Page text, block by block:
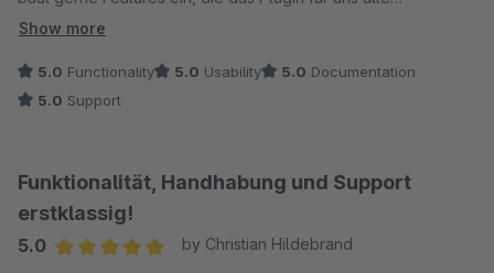
Klare Empfehlung!
verbessern. Die Funktionen sind super, es ist alles
Show more
5.0 Functionality 5.0 Usability 5.0 Documentation
5.0 Support
Funktionalität, Handhabung und Support
erstklassig!
5.0
by Christian Hildebrand